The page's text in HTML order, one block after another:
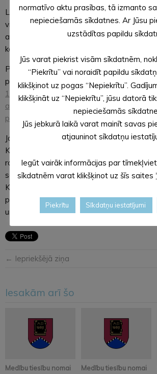
Lai palīdzētu pārvarēt Covid-19 infekcijas
vilni, krīzes skartajiem uzņēmumiem būs
atbalsts – grants apgrozāmo līdzekļu
kompensēšanai.
Plašāka informācija par atbalsta
pieejama VID tīmekļvietnē
www.vid.gov.lv
19
”. Aicinām noskatīties arī VID tiešsaistes
apgrozāmo līdzekļu plūsmai. Seminārs
pašnodarbinātajiem
” ierakstu.
Jautājumu un neskaidrību gadījumā aicinām
Konsultatīvo tālruni 67120000, kā arī uzdot
rakstiskiVID Elektroniskajā deklarēšanas
sadaļā “Sarakste ar VID”. Svarīgi, ka,
Konsultatīvo tālruni 67120000, ikviens var
personificētu konsultāciju, ja vien zvanot
un nosauc tur redzamo kodu.
← Iepriekšējā ziņa
Iesakām arī šo
Medību tiesību nomai
Medību tiesību nomai
normatīvo aktu prasības, tā izmanto
nepieciešamās sīkdatnes. Ar Jūsu
uzstādītas papildu
Jūs varat piekrist visām sīkdatnēm,
“Piekrītu” vai noraidīt papildu
klikšķinot uz pogas “Nepiekrītu”.
klikšķināt uz “Nepiekrītu”, jūsu datorā
nepieciešamās
Jūs jebkurā laikā varat mainīt savas
atjauninot sīkdatņu
Iegūt vairāk informācijas par
sīkdatnēm varat klikšķinot uz šīs saites
Piekrītu Sīkdatņu iestatījumi